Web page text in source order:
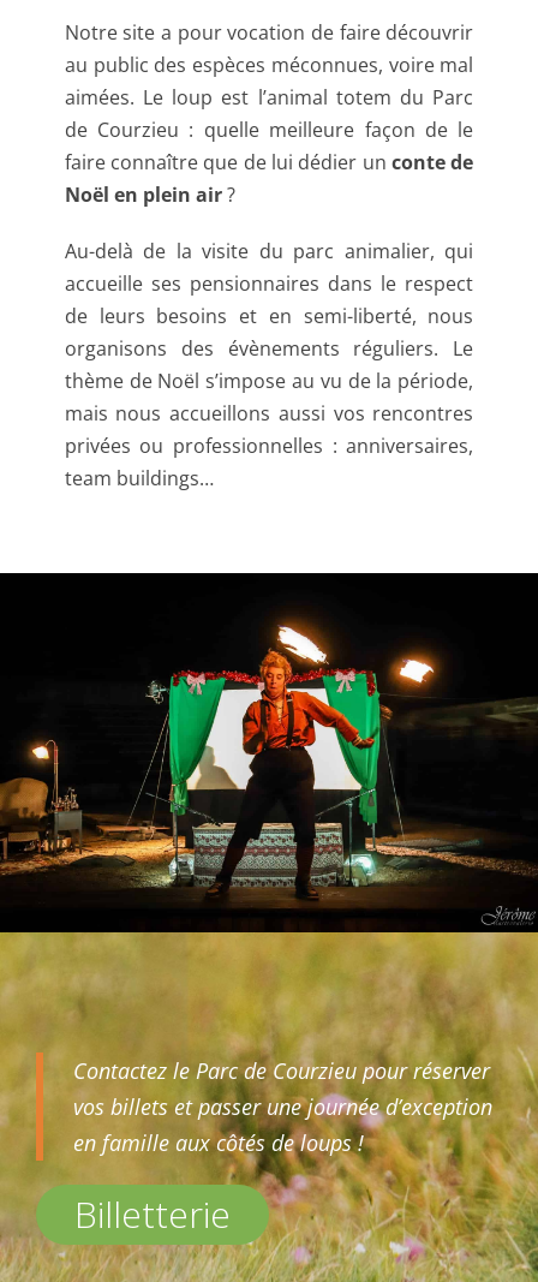
Notre site a pour vocation de faire découvrir
au public des espèces méconnues, voire mal
aimées. Le loup est l’animal totem du Parc
de Courzieu : quelle meilleure façon de le
faire connaître que de lui dédier un conte de
Noël en plein air?
Au-delà de la visite du parc animalier, qui
accueille ses pensionnaires dans le respect
de leurs besoins et en semi-liberté, nous
organisons des évènements réguliers. Le
thème de Noël s’impose au vu de la période,
mais nous accueillons aussi vos rencontres
privées ou professionnelles : anniversaires,
team buildings…
Contactez le Parc de Courzieu pour réserver
vos billets et passer une journée d’exception
en famille aux côtés de loups !
Billetterie